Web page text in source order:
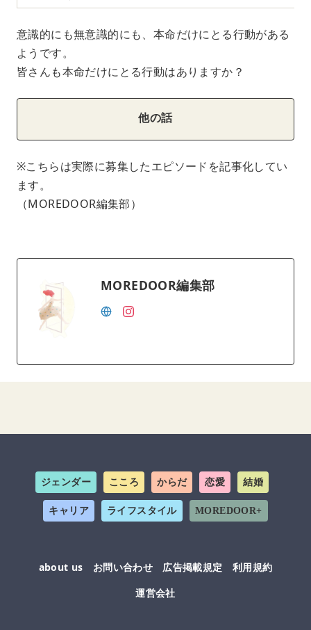
意識的にも無意識的にも、本命だけにとる行動がある
ようです。
皆さんも本命だけにとる行動はありますか？
他の話
※こちらは実際に募集したエピソードを記事化してい
ます。
（MOREDOOR編集部）
MOREDOOR編集部
ジェンダー こころ からだ 恋愛 結婚
キャリア ライフスタイル MOREDOOR+
about us お問い合わせ 広告掲載規定
利用規約
運営会社